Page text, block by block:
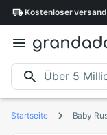
Kostenloserversand
Startseite